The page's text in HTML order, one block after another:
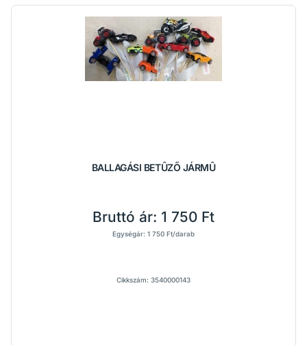
BALLAGÁSI BETÛZŐ JÁRMÛ
Bruttó ár: 1 750 Ft
Egységár: 1 750 Ft/darab
Cikkszám: 3540000143